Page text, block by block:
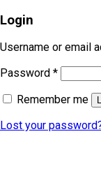
Login
Username or email
Password *
Remember me
Lost your